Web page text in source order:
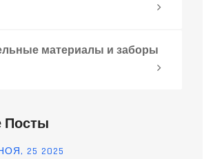
материалы и заборы
Посты
25 2025